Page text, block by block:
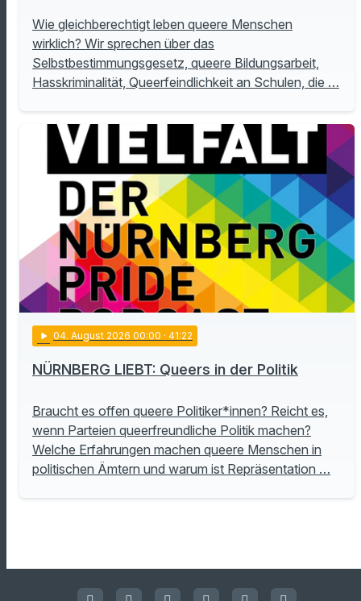
Wie gleichberechtigt leben queere Menschen
wirklich? Wir sprechen über das
Selbstbestimmungsgesetz, queere Bildungsarbeit,
Hasskriminalität, Queerfeindlichkeit an Schulen, die …
play_arrow 04. August 2026 00:00 · 41:22
NÜRNBERG LIEBT: Queers in der Politik
Braucht es offen queere Politiker*innen? Reicht es,
wenn Parteien queerfreundliche Politik machen?
Welche Erfahrungen machen queere Menschen in
politischen Ämtern und warum ist Repräsentation …